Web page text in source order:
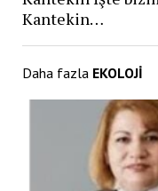
Kantekin…
Daha fazla EKOLOJİ